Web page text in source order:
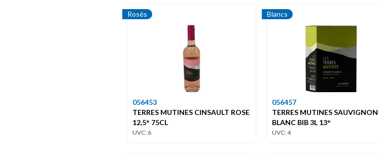
Rosés
056453
TERRES MUTINES CINSAULT ROSE
12,5° 75CL
UVC: 6
Blancs
056457
TERRES MUTINES SAUVIGNON
BLANC BIB 3L 13°
UVC: 4